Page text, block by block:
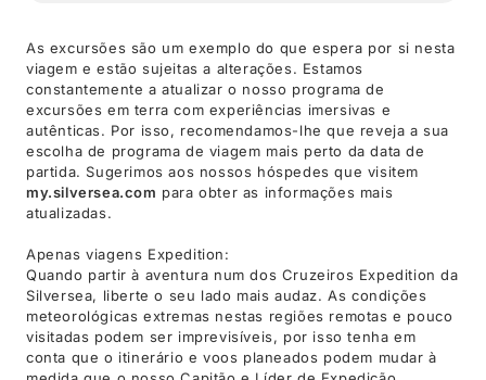
As excursões são um exemplo do que espera por si nesta
viagem e estão sujeitas a alterações. Estamos
constantemente a atualizar o nosso programa de
excursões em terra com experiências imersivas e
autênticas. Por isso, recomendamos-lhe que reveja a sua
escolha de programa de viagem mais perto da data de
partida. Sugerimos aos nossos hóspedes que visitem
my.silversea.com para obter as informações mais
atualizadas.
Apenas viagens Expedition:
Quando partir à aventura num dos Cruzeiros Expedition da
Silversea, liberte o seu lado mais audaz. As condições
meteorológicas extremas nestas regiões remotas e pouco
visitadas podem ser imprevisíveis, por isso tenha em
conta que o itinerário e voos planeados podem mudar à